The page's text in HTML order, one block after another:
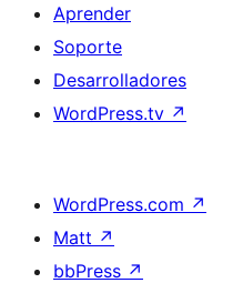
Aprender
Soporte
Desarrolladores
WordPress.tv ↗
WordPress.com ↗
Matt ↗
bbPress ↗